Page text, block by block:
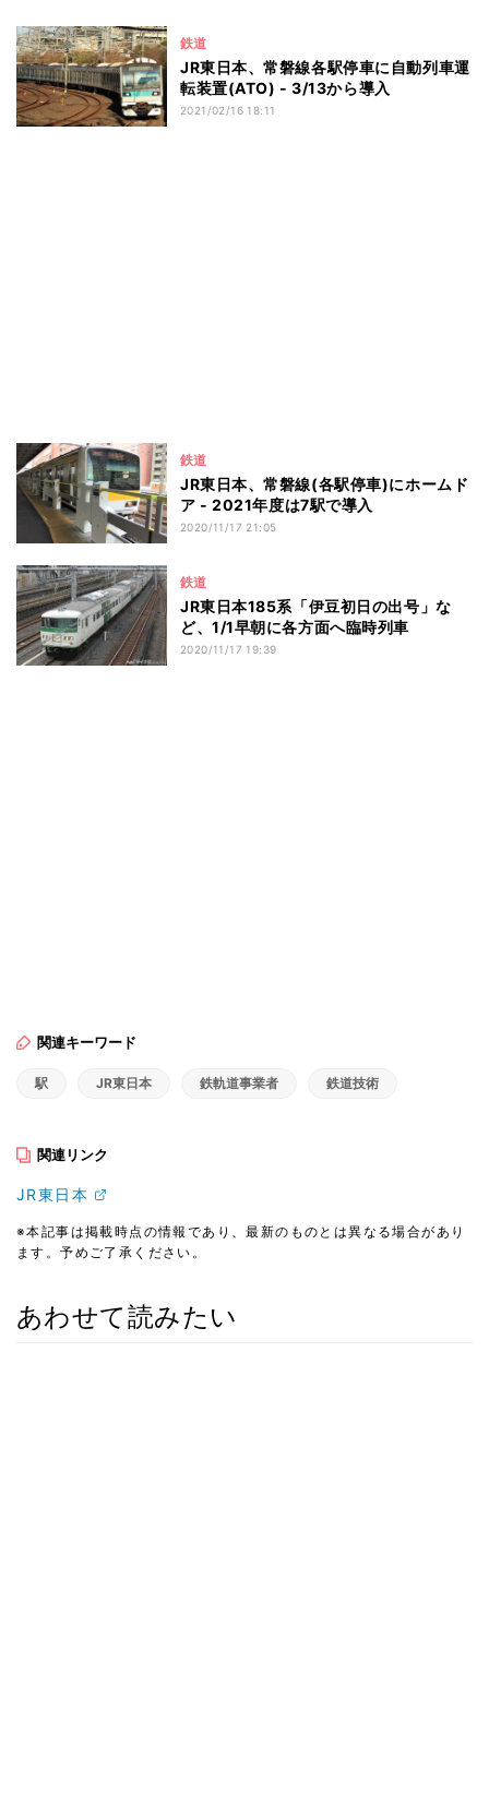
鉄道
JR東日本、常磐線各駅停車に自動列車運
転装置(ATO) - 3/13から導入
2021/02/16 18:11
鉄道
JR東日本、常磐線(各駅停車)にホームド
ア - 2021年度は7駅で導入
2020/11/17 21:05
鉄道
JR東日本185系「伊豆初日の出号」な
ど、1/1早朝に各方面へ臨時列車
2020/11/17 19:39
関連キーワード
駅 JR東日本 鉄軌道事業者 鉄道技術
関連リンク
JR東日本
※本記事は掲載時点の情報であり、最新のものとは異なる場合があり
ます。予めご了承ください。
あわせて読みたい